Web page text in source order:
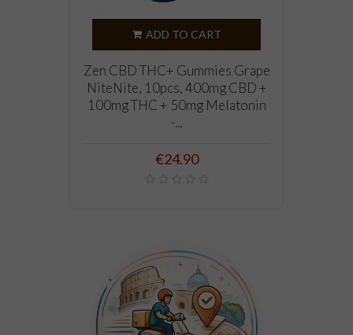
ADD TO CART
Zen CBD THC+ Gummies Grape
NiteNite, 10pcs, 400mg CBD +
100mg THC + 50mg Melatonin
-...
Price
€24.90